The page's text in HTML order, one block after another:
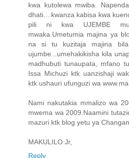
kwa kutolewa mwiba.
dhati....kwanza kabisa kwa
pili ni kwa UJEMBE
mwaka.Umetumia majina ya
na si tu kuzitaja majina
ujumbe...umehakikisha kila
madhubuti tunaupata, mfano
Issa Michuzi ktk uanzishaji
ktk ushauri ufunguzi wa
Nami nakutakia mmalizo wa
mwema wa 2009.Naamini
mazuri ktk blog yetu ya
MAKULILO Jr,
Reply